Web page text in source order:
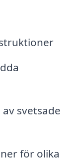
svetsade
för olika